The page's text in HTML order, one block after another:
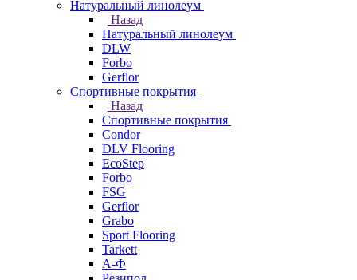
Натуральный линолеум
Назад
Натуральный линолеум
DLW
Forbo
Gerflor
Спортивные покрытия
Назад
Спортивные покрытия
Condor
DLV Flooring
EcoStep
Forbo
FSG
Gerflor
Grabo
Sport Flooring
Tarkett
А-Ф